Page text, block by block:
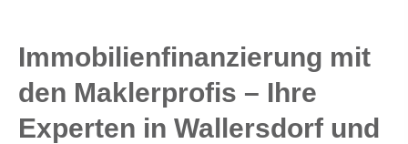
Immobilienfinanzierung mit
den Maklerprofis – Ihre
Experten in Wallersdorf und